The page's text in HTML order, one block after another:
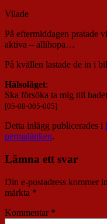
Vilade
På eftermiddagen pratade
aktiva – allihopa…
På kvällen lastade de in i
Hälsoläget:
Ska försöka ta mig till
[05-08-005-005]
Detta inlägg publicerades i
permalänken.
Lämna ett svar
Din e-postadress kommer
märkta *
Kommentar *